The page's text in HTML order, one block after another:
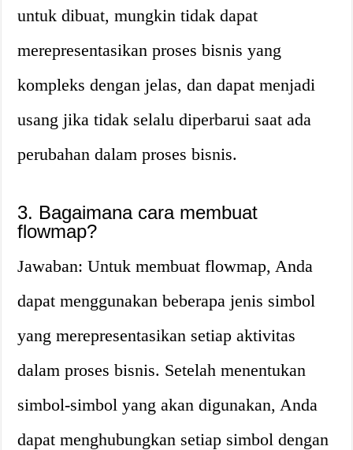
untuk dibuat, mungkin tidak dapat
merepresentasikan proses bisnis yang
kompleks dengan jelas, dan dapat menjadi
usang jika tidak selalu diperbarui saat ada
perubahan dalam proses bisnis.
3. Bagaimana cara membuat
flowmap?
Jawaban: Untuk membuat flowmap, Anda
dapat menggunakan beberapa jenis simbol
yang merepresentasikan setiap aktivitas
dalam proses bisnis. Setelah menentukan
simbol-simbol yang akan digunakan, Anda
dapat menghubungkan setiap simbol dengan